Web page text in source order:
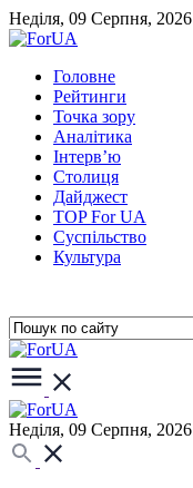
Неділя, 09 Серпня, 2026
Головне
Рейтинги
Точка зору
Аналітика
Інтерв’ю
Столиця
Дайджест
TOP For UA
Суспiльство
Культура
Неділя, 09 Серпня, 2026